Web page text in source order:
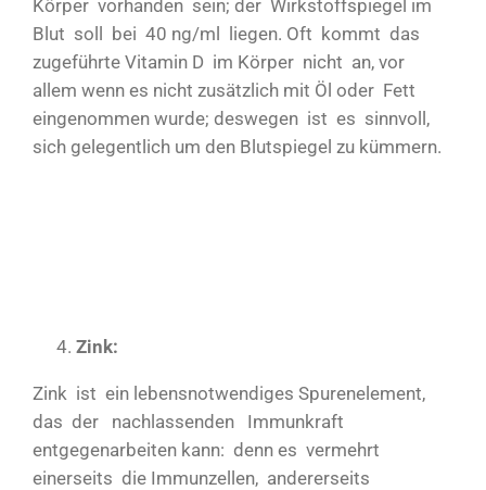
Körper vorhanden sein; der Wirkstoffspiegel im
Blut soll bei 40 ng/ml liegen. Oft kommt das
zugeführte Vitamin D im Körper nicht an, vor
allem wenn es nicht zusätzlich mit Öl oder Fett
eingenommen wurde; deswegen ist es sinnvoll,
sich gelegentlich um den Blutspiegel zu kümmern.
Zink:
Zink ist ein lebensnotwendiges Spurenelement,
das der nachlassenden Immunkraft
entgegenarbeiten kann: denn es vermehrt
einerseits die Immunzellen, andererseits